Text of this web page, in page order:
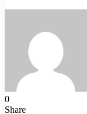
0
Share